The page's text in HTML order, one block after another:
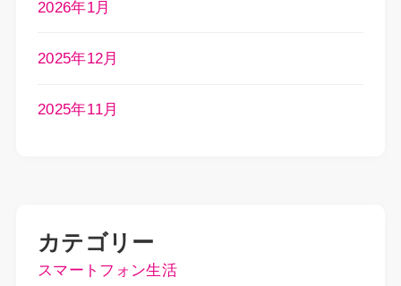
2026年1月
2025年12月
2025年11月
カテゴリー
スマートフォン生活